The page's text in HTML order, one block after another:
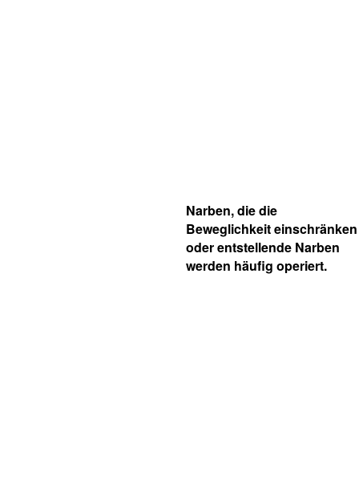
Narben, die die
Beweglichkeit einschränken
oder entstellende Narben
werden häufig operiert.